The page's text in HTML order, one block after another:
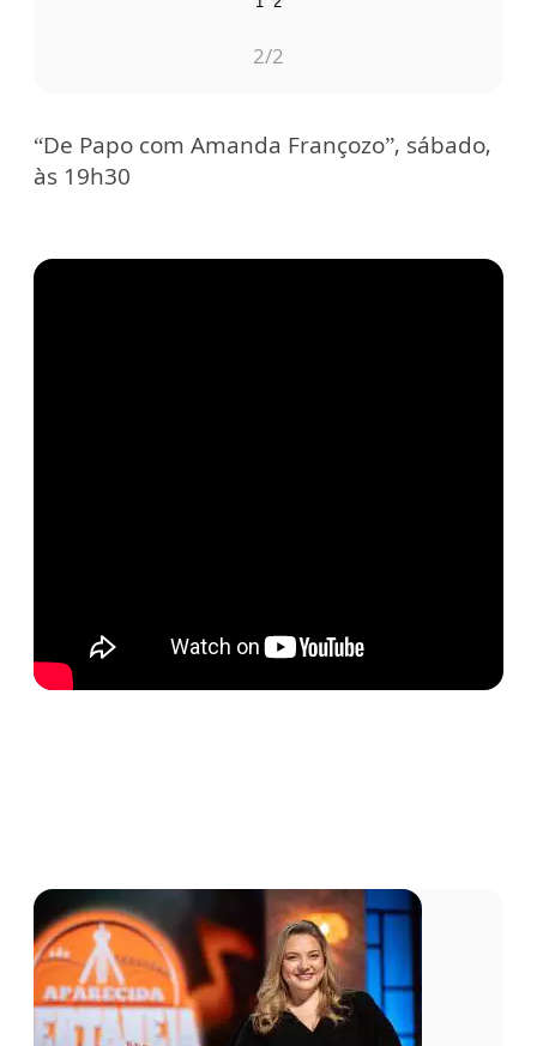
2/2
“De Papo com Amanda Françozo”, sábado,
às 19h30